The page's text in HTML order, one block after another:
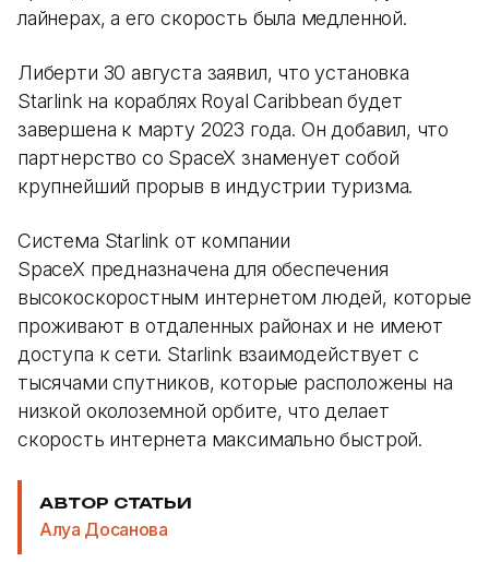
лайнерах, а его скорость была медленной.
Либерти 30 августа заявил, что установка
Starlink на кораблях Royal Caribbean будет
завершена к марту 2023 года. Он добавил, что
партнерство со SpaceX знаменует собой
крупнейший прорыв в индустрии туризма.
Система Starlink от компании
SpaceX предназначена для обеспечения
высокоскоростным интернетом людей, которые
проживают в отдаленных районах и не имеют
доступа к сети. Starlink взаимодействует с
тысячами спутников, которые расположены на
низкой околоземной орбите, что делает
скорость интернета максимально быстрой.
АВТОР СТАТЬИ
Алуа Досанова